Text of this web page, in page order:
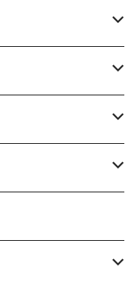
ーツ＞
パーツ＞